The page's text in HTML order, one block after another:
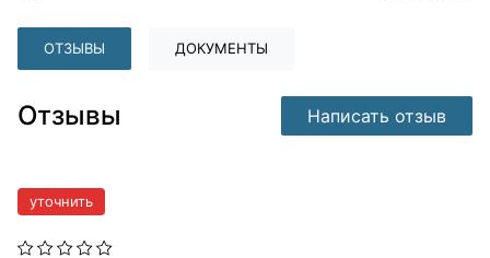
ОТЗЫВЫ ДОКУМЕНТЫ
Отзывы Написать отзыв
уточнить